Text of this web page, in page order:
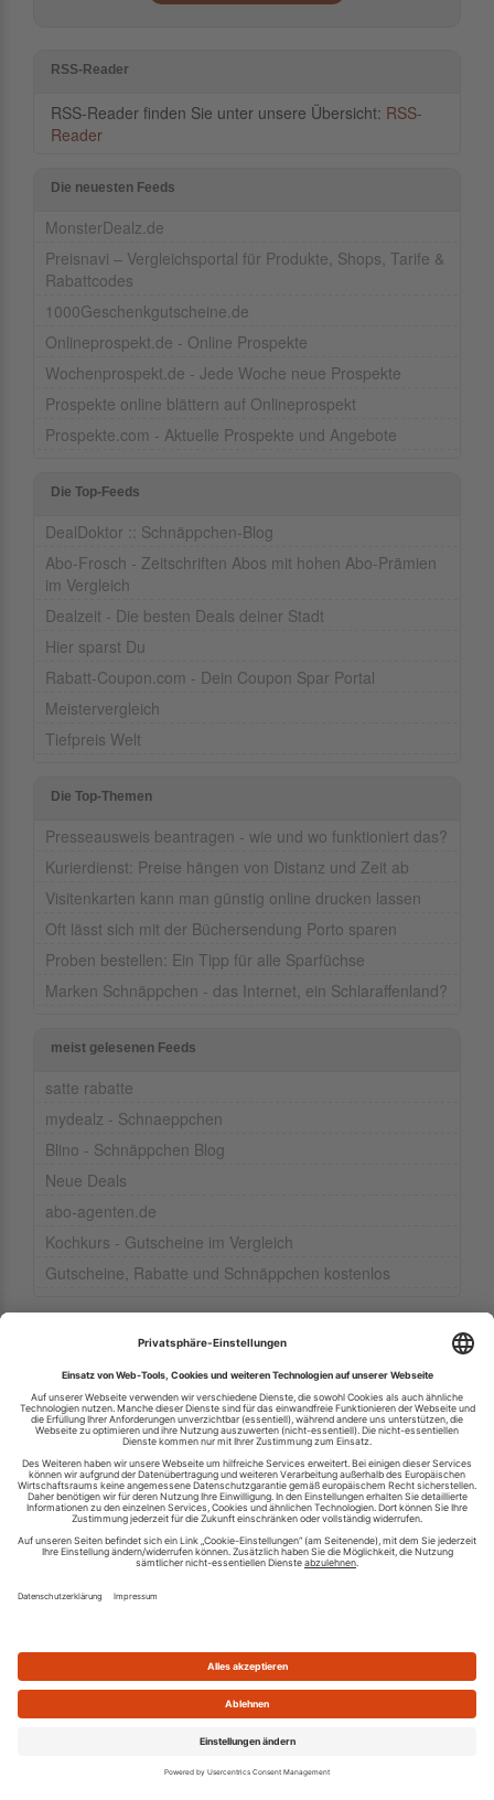
RSS-Reader
RSS-Reader finden Sie unter unsere Übersicht: RSS-
Reader
Die neuesten Feeds
MonsterDealz.de
Preisnavi – Vergleichsportal für Produkte, Shops, Tarife &
Rabattcodes
1000Geschenkgutscheine.de
Onlineprospekt.de - Online Prospekte
Wochenprospekt.de - Jede Woche neue Prospekte
Prospekte online blättern auf Onlineprospekt
Prospekte.com - Aktuelle Prospekte und Angebote
Die Top-Feeds
DealDoktor :: Schnäppchen-Blog
Abo-Frosch - Zeitschriften Abos mit hohen Abo-Prämien
im Vergleich
Dealzeit - Die besten Deals deiner Stadt
Hier sparst Du
Rabatt-Coupon.com - Dein Coupon Spar Portal
Meistervergleich
Tiefpreis Welt
Die Top-Themen
Presseausweis beantragen - wie und wo funktioniert das?
Kurierdienst: Preise hängen von Distanz und Zeit ab
Visitenkarten kann man günstig online drucken lassen
Oft lässt sich mit der Büchersendung Porto sparen
Proben bestellen: Ein Tipp für alle Sparfüchse
Marken Schnäppchen - das Internet, ein Schlaraffenland?
meist gelesenen Feeds
satte rabatte
mydealz - Schnaeppchen
Blino - Schnäppchen Blog
Neue Deals
abo-agenten.de
Kochkurs - Gutscheine im Vergleich
Gutscheine, Rabatte und Schnäppchen kostenlos
Ihren RSS-Feed veröffentlichen
RSS-Verzeichnis.de © 2003-2026
Impressum
Kontakt
Datenschutzinformation
Cookie-Einstellungen
Was ist ein RSS Feed?
Die besten RSS Reader
101-200|200-300